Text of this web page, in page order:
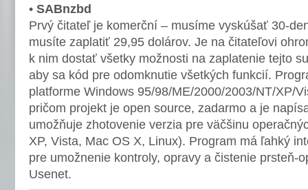
• SABnzbd
Prvý čitateľ je komerční – musíme vyskúšať 30-
musíte zaplatiť 29,95 dolárov. Je na čitateľovi
k nim dostať všetky možnosti na zaplatenie tejto
aby sa kód pre odomknutie všetkých funkcií.
platforme Windows 95/98/ME/2000/2003/NT/XP/
pričom projekt je open source, zadarmo a je
umožňuje zhotovenie verzia pre väčšinu
XP, Vista, Mac OS X, Linux). Program má ľahký
pre umožnenie kontroly, opravy a čistenie prsteň-
Usenet.